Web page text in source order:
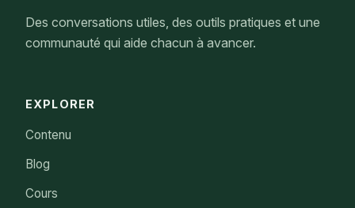
Des conversations utiles, des outils pratiques et une
communauté qui aide chacun à avancer.
EXPLORER
Contenu
Blog
Cours